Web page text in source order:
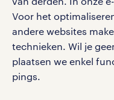
Voor het
andere websites
technieken. Wil je
plaatsen we enkel
pings.
werken bij randstad
privacystatement
cookies